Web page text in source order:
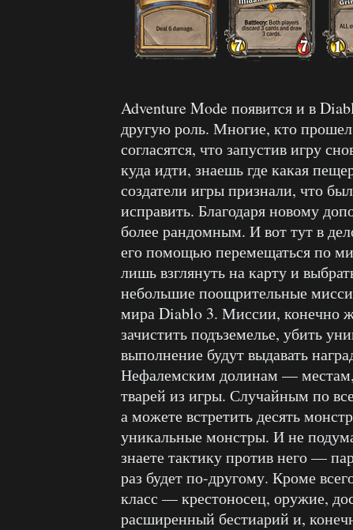
Adventure Mode появится и в
другую роль. Многие, кто
согласятся, что запустив игру
куда идти, знаешь где какая
создатели игры признали, что
исправить. Благодаря новому
более рандомным. И вот тут в
его помощью перемещаться по
лишь взглянуть на карту и
небольшие поощрительные
мира Diablo 3. Миссии, конечно
зачистить подъземелье, убить
выполнение будут выдавать
Нефалемским долинам — местам,
тварей из игры. Случайным по
а можете встретить десять
уникальные монстры. И не
знаете тактику против него —
раз будет по-другому. Кроме
класс — крестоносец, оружие,
расширенный бестиарий и,